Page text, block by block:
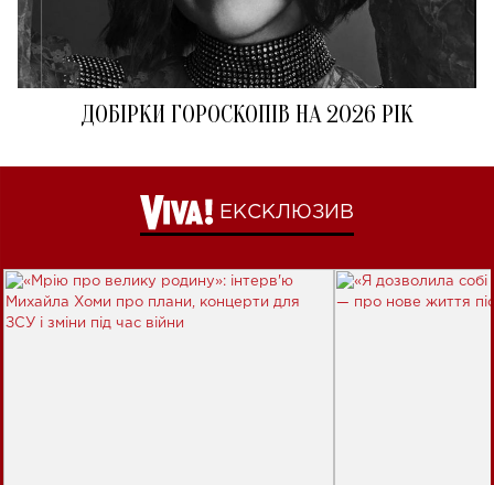
ДОБІРКИ ГОРОСКОПІВ НА 2026 РІК
ЕКСКЛЮЗИВ